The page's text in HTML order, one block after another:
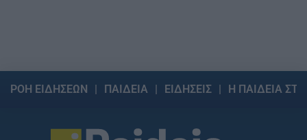
ΡΟΗ ΕΙΔΗΣΕΩΝ ΠΑΙΔΕΙΑ ΕΙΔΗΣΕΙΣ Η ΠΑΙΔΕΙΑ